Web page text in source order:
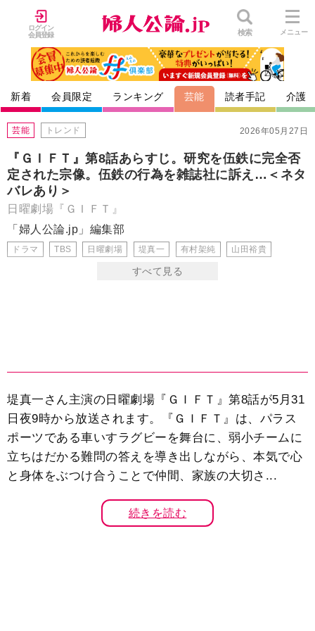
ログイン
会員登録
検索 メニュー
新着 会員限定 ランキング 芸能 読者手記 介護
2026年05月27日
芸能 トレンド
『ＧＩＦＴ』第8話あらすじ。研究を伍鉄に完全否
定された宗像。伍鉄の行為を雑誌社に訴え…＜ネタ
バレあり＞
日曜劇場『ＧＩＦＴ』
「婦人公論.jp」編集部
ドラマ TBS 日曜劇場 堤真一 有村架純 山田裕貴
堤真一さん主演の日曜劇場『ＧＩＦＴ』第8話が5月31
日夜9時から放送されます。『ＧＩＦＴ』は、パラス
ポーツである車いすラグビーを舞台に、弱小チームに
立ちはだかる難問の答えを導き出しながら、本気で心
と身体をぶつけ合うことで仲間、家族の大切さ...
続きを読む